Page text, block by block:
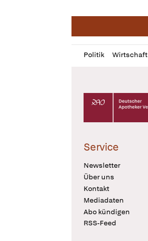
Politik Wirtschaft
Profil
öffnen
Daz
Pur
Deutscher
Service
Newsletter
Über uns
Kontakt
Mediadaten
Abo kündigen
RSS-Feed